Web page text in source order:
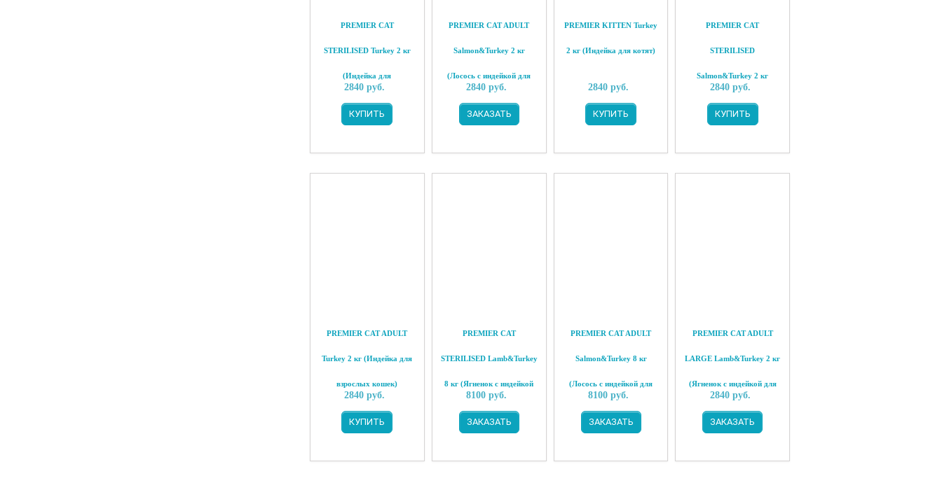
PREMIER CAT
STERILISED Turkey 2 кг
(Индейка для
2840 руб.
КУПИТЬ
PREMIER CAT ADULT
Salmon&Turkey 2 кг
(Лосось с индейкой для
2840 руб.
ЗАКАЗАТЬ
PREMIER KITTEN Turkey
2 кг (Индейка для котят)
2840 руб.
КУПИТЬ
PREMIER CAT
STERILISED
Salmon&Turkey 2 кг
стерилизованных кошек)
2840 руб.
КУПИТЬ
PREMIER CAT ADULT
Turkey 2 кг (Индейка для
взрослых кошек)
2840 руб.
КУПИТЬ
PREMIER CAT
STERILISED Lamb&Turkey
8 кг (Ягненок с индейкой
кошек)
8100 руб.
ЗАКАЗАТЬ
PREMIER CAT ADULT
Salmon&Turkey 8 кг
(Лосось с индейкой для
8100 руб.
ЗАКАЗАТЬ
PREMIER CAT ADULT
LARGE Lamb&Turkey 2 кг
(Ягненок с индейкой для
пород)
2840 руб.
ЗАКАЗАТЬ